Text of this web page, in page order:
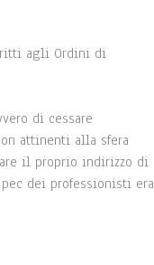
agli Ordini di
di cessare
attinenti alla sfera
il proprio indirizzo di
dei professionisti era